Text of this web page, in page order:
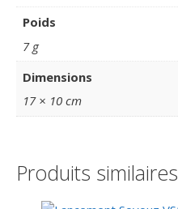
Poids
7 g
Dimensions
17 × 10 cm
Produits similaires